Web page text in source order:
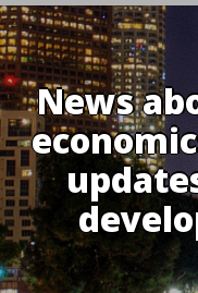
Skip
to
content
News